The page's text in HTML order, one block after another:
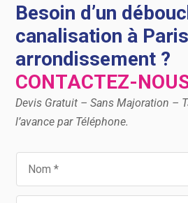
Besoin d’un
canalisation à
arrondissement ?
CONTACTEZ-
Devis Gratuit – Sans Majoration –
l’avance par Téléphone.